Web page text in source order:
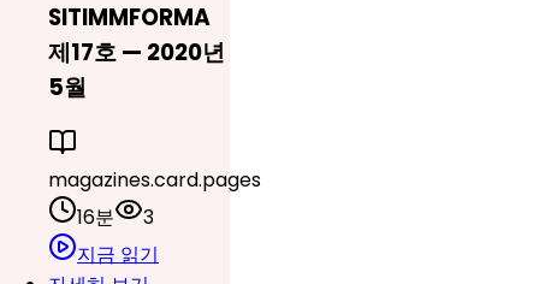
SITIMMFORMA
제17호 — 2020년
5월
magazines.card.pages
16분
3
지금 읽기